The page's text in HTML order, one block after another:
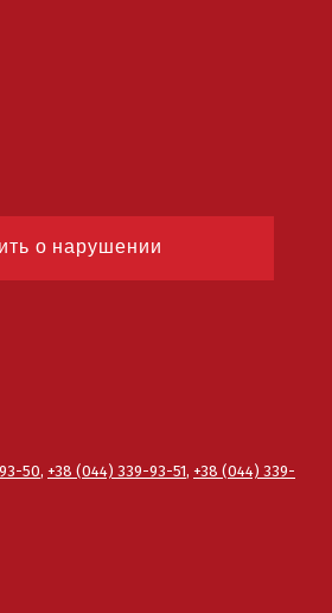
о нарушении
50, +38 (044) 339-93-51, +38 (044) 339-